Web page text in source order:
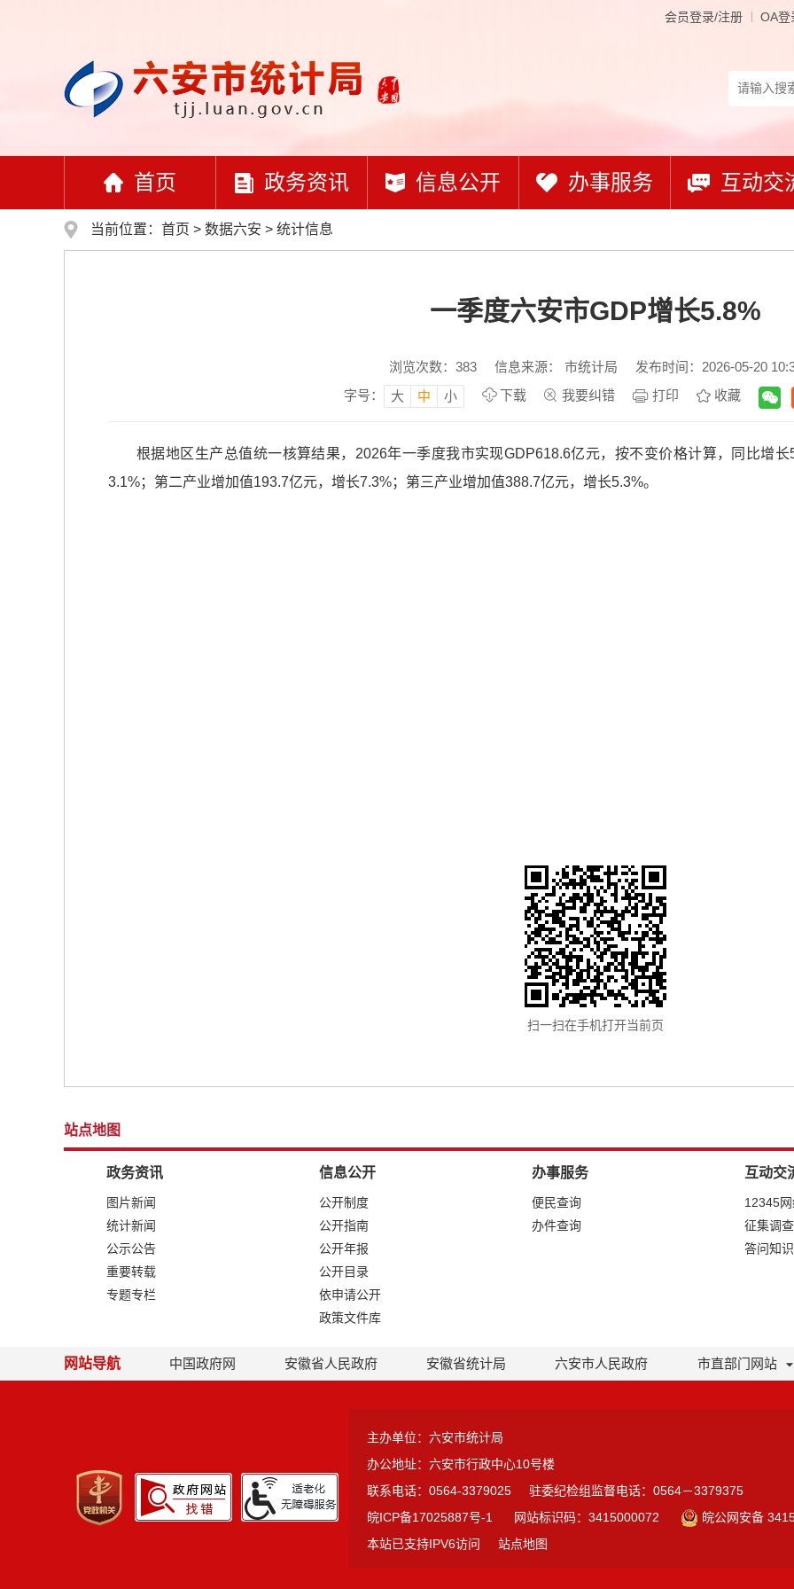
会员登录/注册 OA登
首页 政务资讯 信息公开 办事服务 互动交
当前位置： 首页 > 数据六安 > 统计信息
一季度六安市GDP增长5.8%
浏览次数： 383 信息来源： 市统计局
发布时间：2026-05-20
字号：
大 中 小 下载 我要纠错 打印 收藏
根据地区生产总值统一核算结果，2026年一季度我市实现GDP618.6亿元，按不变价格计算，同比增
3.1%；第二产业增加值193.7亿元，增长7.3%；第三产业增加值388.7亿元，增长5.3%。
扫一扫在手机打开当前页
站点地图
政务资讯
图片新闻
统计新闻
公示公告
重要转载
专题专栏
信息公开
公开制度
公开指南
公开年报
公开目录
依申请公开
政策文件库
办事服务
便民查询
办件查询
互动交
12345
征集调查
答问知
网站导航 中国政府网 安徽省人民政府 安徽省统计局 六安市人民政府 市直部门网站
主办单位：六安市统计局
办公地址：六安市行政中心10号楼
联系电话：0564-3379025
驻委纪检组监督电话：0564－3379375
皖ICP备17025887号-1
网站标识码：3415000072
皖公网安备
本站已支持IPV6访问
站点地图